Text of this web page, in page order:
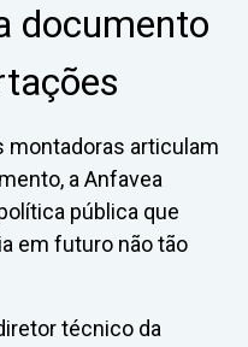
documento
montadoras articulam
a Anfavea
pública que
em futuro não tão
técnico da